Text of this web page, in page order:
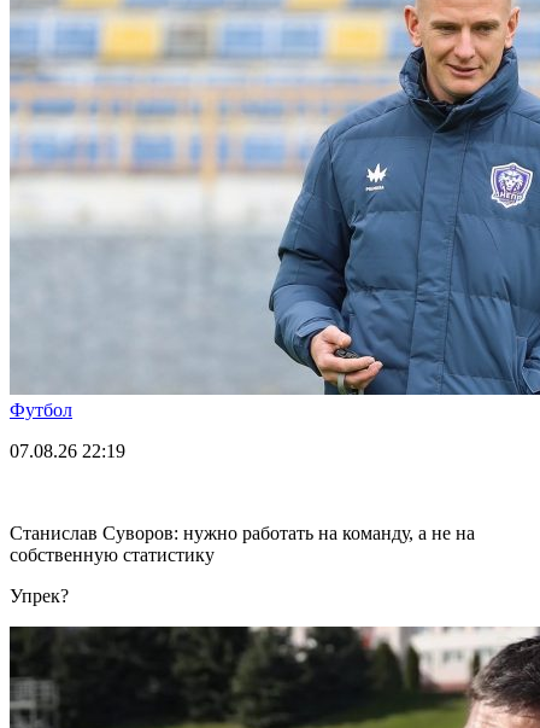
Футбол
07.08.26 22:19
Станислав Суворов: нужно работать на команду, а не на
собственную статистику
Упрек?